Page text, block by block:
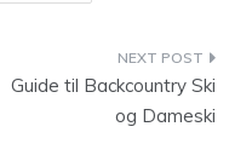
Guide til Backcountry Ski
og Dameski